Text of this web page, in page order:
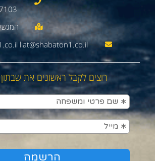
052-
liat@shabaton1.co.il
רוצים לקבל ראשונים את שבתון